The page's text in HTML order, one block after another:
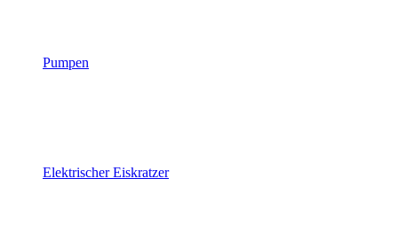
Pumpen
Elektrischer Eiskratzer